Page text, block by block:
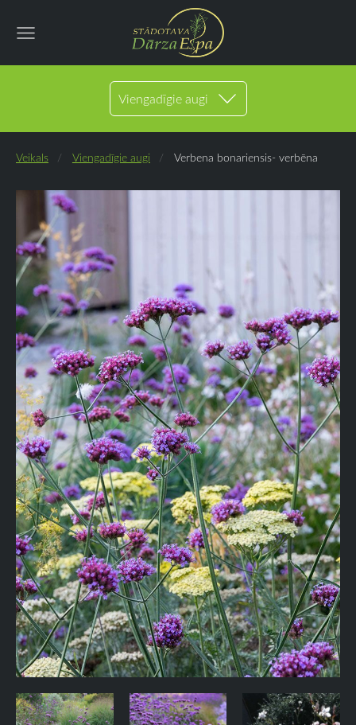
Viengadīgie augi
Veikals Viengadīgie augi Verbena bonariensis- verbēna